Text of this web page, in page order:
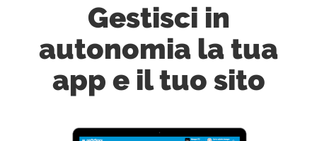
Gestisci in
autonomia la tua
app e il tuo sito